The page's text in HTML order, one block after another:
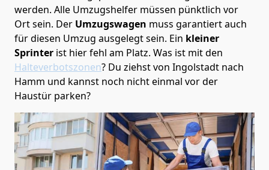
werden. Alle Umzugshelfer müssen pünktlich vor
Ort sein. Der Umzugswagen muss garantiert auch
für diesen Umzug ausgelegt sein. Ein kleiner
Sprinter ist hier fehl am Platz. Was ist mit den
Halteverbotszonen? Du ziehst von Ingolstadt nach
Hamm und kannst noch nicht einmal vor der
Haustür parken?